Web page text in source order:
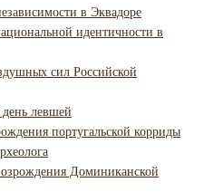
в Эквадоре
идентичности в
сил Российской
левшей
португальской корриды
Доминиканской